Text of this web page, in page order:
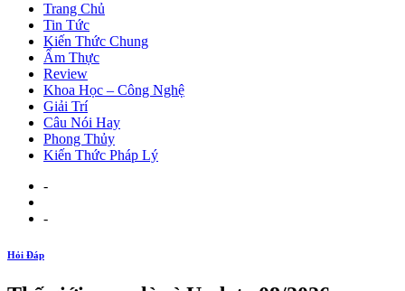
Trang Chủ
Tin Tức
Kiến Thức Chung
Ẩm Thực
Review
Khoa Học – Công Nghệ
Giải Trí
Câu Nói Hay
Phong Thủy
Kiến Thức Pháp Lý
-
-
Hỏi Đáp